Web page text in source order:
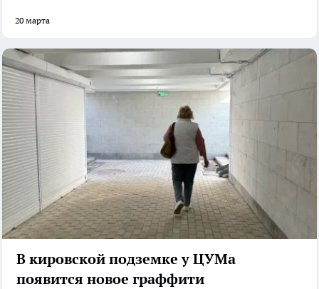
20 марта
В кировской подземке у ЦУМа
появится новое граффити